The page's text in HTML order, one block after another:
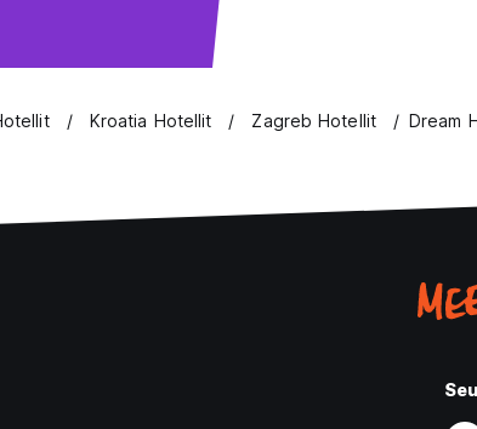
Kroatia Hotellit Zagreb Hotellit Dream